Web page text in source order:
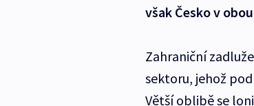
však Česko v
Zahraniční
sektoru, jehož
Větší oblibě se